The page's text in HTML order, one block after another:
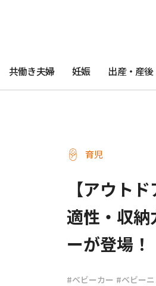
共働き夫婦 妊娠 出産・産後
育児
【アウト
適性・収納
ーが登場！
#ベビーカー #ベビー